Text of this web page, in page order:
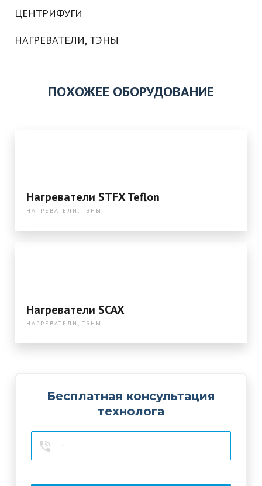
ЦЕНТРИФУГИ
НАГРЕВАТЕЛИ, ТЭНЫ
ПОХОЖЕЕ ОБОРУДОВАНИЕ
Нагреватели STFX Teflon
НАГРЕВАТЕЛИ, ТЭНЫ
Нагреватели SCAX
НАГРЕВАТЕЛИ, ТЭНЫ
Бесплатная консультация
технолога